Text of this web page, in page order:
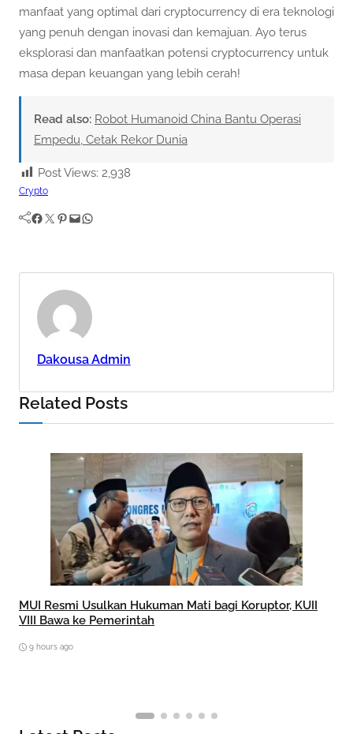
manfaat yang optimal dari cryptocurrency di era teknologi
yang penuh dengan inovasi dan kemajuan. Ayo terus
eksplorasi dan manfaatkan potensi cryptocurrency untuk
masa depan keuangan yang lebih cerah!
Read also: Robot Humanoid China Bantu Operasi
Empedu, Cetak Rekor Dunia
Post Views: 2,938
Crypto
Facebook Twitter Pinterest Mail WhatsApp
Dakousa Admin
Related Posts
MUI Resmi Usulkan Hukuman Mati bagi Koruptor, KUII
VIII Bawa ke Pemerintah
9 hours ago